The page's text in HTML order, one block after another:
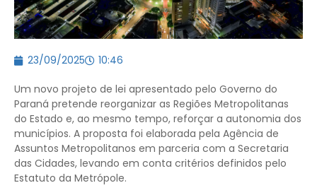
23/09/2025 10:46
Um novo projeto de lei apresentado pelo Governo do
Paraná pretende reorganizar as Regiões Metropolitanas
do Estado e, ao mesmo tempo, reforçar a autonomia dos
municípios. A proposta foi elaborada pela Agência de
Assuntos Metropolitanos em parceria com a Secretaria
das Cidades, levando em conta critérios definidos pelo
Estatuto da Metrópole.